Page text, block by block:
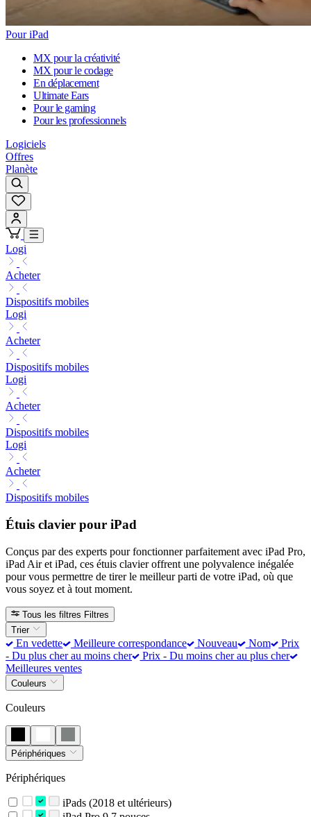
Pour iPad
MX pour la créativité
MX pour le codage
En déplacement
Ultimate Ears
Pour le gaming
Pour les professionnels
Logiciels
Offres
Planète
Logi
Acheter
Dispositifs mobiles
Logi
Acheter
Dispositifs mobiles
Logi
Acheter
Dispositifs mobiles
Logi
Acheter
Dispositifs mobiles
Étuis clavier pour iPad
Conçus par des experts pour fonctionner parfaitement avec iPad Pro,
iPad Air et iPad, ces étuis clavier offrent une polyvalence inégalée
pour vous permettre de tirer le meilleur parti de votre iPad, où que
vous soyez et à tout moment.
Tous les filtres Filtres
Trier
En vedette Meilleure correspondance Nouveau Nom
Prix
- Du plus cher au moins cher
Prix - Du moins cher au plus cher
Meilleures ventes
Couleurs
Couleurs
Périphériques
Périphériques
iPads (2018 et ultérieurs)